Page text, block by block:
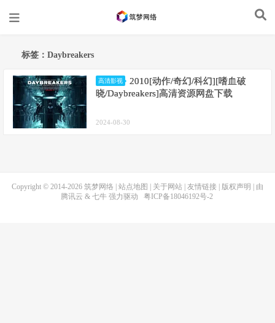
标签：Daybreakers
高清影视
2010[动作/奇幻/科幻][嗜血破
晓/Daybreakers]高清资源网盘下载
2024-08-30
Copyright © 2014-2026 筑梦网络 站点地图 关于网站 友情链接 版权声明
| 由
腾讯云 & 七牛强力驱动 粤ICP备18046192号-2